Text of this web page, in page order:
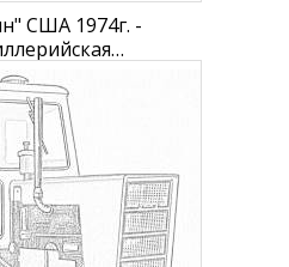
США 1974г. -
движителем и